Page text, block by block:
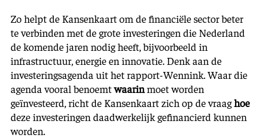
Zo helpt de Kansenkaart om de financiële sector beter
te verbinden met de grote investeringen die Nederland
de komende jaren nodig heeft, bijvoorbeeld in
infrastructuur, energie en innovatie. Denk aan de
investeringsagenda uit het rapport-Wennink. Waar die
agenda vooral benoemtwaarinmoet worden
geïnvesteerd, richt de Kansenkaart zich op de vraaghoe
deze investeringen daadwerkelijk gefinancierd kunnen
worden.